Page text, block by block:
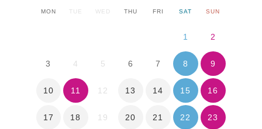
MON TUE WED THU FRI SAT SUN
1 2
3 4 5 6 7 8 9
10 11 12 13 14 15 16
17 18 19 20 21 22 23